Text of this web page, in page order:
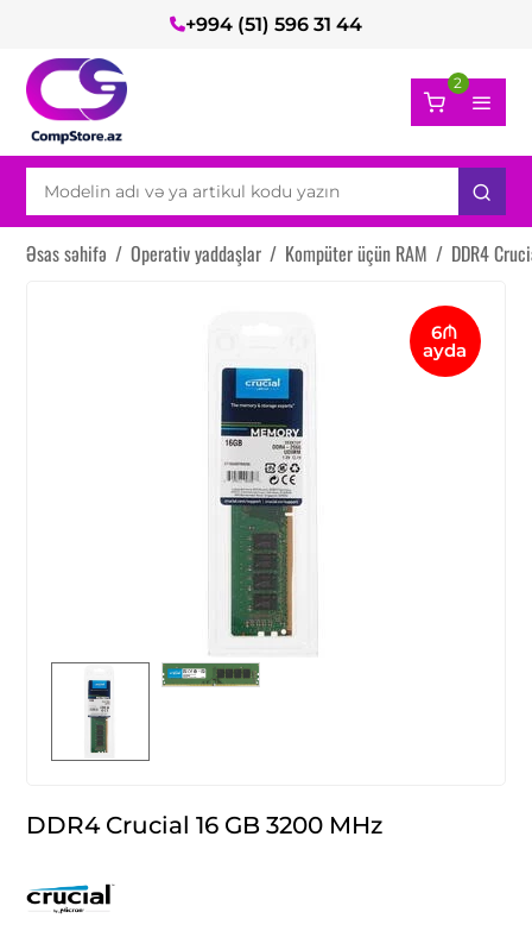
+994 (51) 596 31 44
2
Əsas səhifə / Operativ yaddaşlar / Kompüter üçün RAM / DDR4
6₼
ayda
DDR4 Crucial 16 GB 3200 MHz